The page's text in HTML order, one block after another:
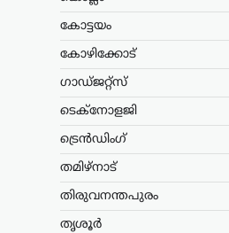
കോട്ടയം
കോഴിക്കോട്
ഗാഡ്ജറ്റ്സ്
ടെക്നോളജി
ട്രെൻഡിംഗ്
തമിഴ്നാട്
തിരുവനന്തപുരം
തൃശൂർ
നിർണായക
യുഎസ്
അംഗീകാരം
റഷ്യയിൽ നിന്ന്
പ്രകൃതിവാതകവും
സാമ്പത്തിക
സെനറ്റ്
ചൈന